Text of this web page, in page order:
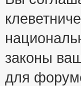
законы
для